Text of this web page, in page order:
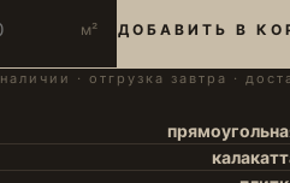
м² ДОБАВИТЬ В
· отгрузка завтра ·